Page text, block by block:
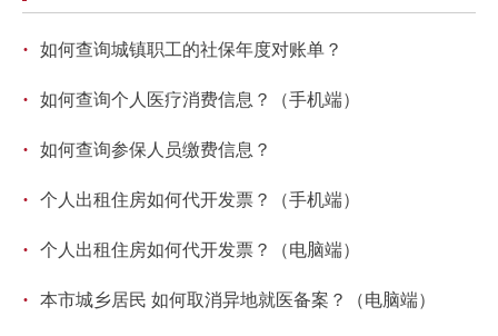
· 如何查询城镇职工的社保年度对账单？
· 如何查询个人医疗消费信息？（手机端）
· 如何查询参保人员缴费信息？
· 个人出租住房如何代开发票？（手机端）
· 个人出租住房如何代开发票？（电脑端）
· 本市城乡居民 如何取消异地就医备案？（电脑端）